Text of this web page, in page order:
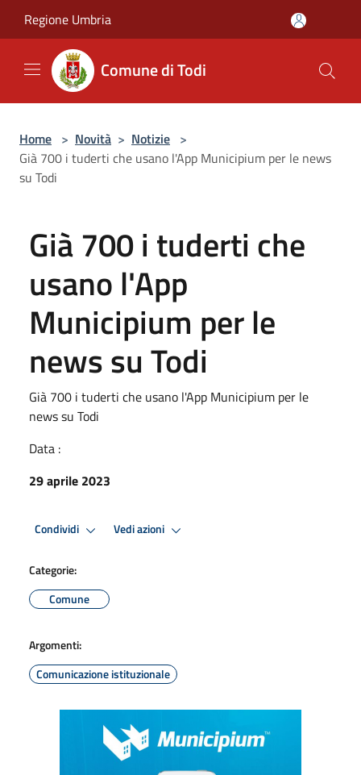
Regione Umbria
Comune di Todi
Home > Novità > Notizie >
Già 700 i tuderti che usano l'App Municipium per le news
su Todi
Già 700 i tuderti che
usano l'App
Municipium per le
news su Todi
Già 700 i tuderti che usano l'App Municipium per le
news su Todi
Data :
29 aprile 2023
Condividi Vedi azioni
Categorie:
Comune
Argomenti:
Comunicazione istituzionale